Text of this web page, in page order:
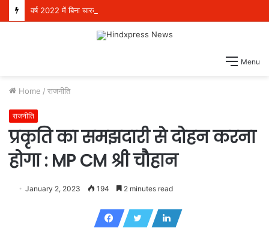
Menu
Home / राजनीति
राजनीति
प्रकृति का समझदारी से दोहन करना
होगा : MP CM श्री चौहान
January 2, 2023 194 2 minutes read